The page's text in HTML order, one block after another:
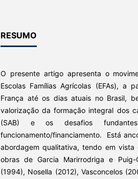
RESUMO
O presente artigo apresenta o
Escolas Famílias Agrícolas (EFAs), a
França até os dias atuais no Brasil,
valorização da formação integral dos
(SAB) e os desafios
funcionamento/financiamento. Está
abordagem qualitativa, tendo em
obras de Garcia Marirrodriga e
(1994), Nosella (2012), Vasconcelos